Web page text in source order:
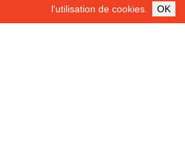
l'utilisation de cookies.
OK